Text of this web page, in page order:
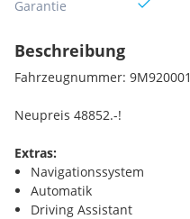
Garantie
Beschreibung
Fahrzeugnummer: 9M920001
Neupreis 48852.-!
Extras:
Navigationssystem
Automatik
Driving Assistant